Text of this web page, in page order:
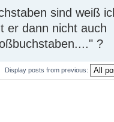
sind weiß
er dann nicht auch
?
Display posts from previous: